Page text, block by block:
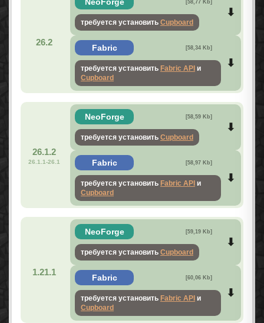
26.2
[58,77 Kb]
требуется установить Cupboard
Fabric [58,34 Kb]
требуется установить Fabric API и
Cupboard
26.1.2
26.1.1-26.1
NeoForge [58,59 Kb]
требуется установить Cupboard
Fabric [58,97 Kb]
требуется установить Fabric API и
Cupboard
1.21.1
NeoForge [59,19 Kb]
требуется установить Cupboard
Fabric [60,06 Kb]
требуется установить Fabric API и
Cupboard